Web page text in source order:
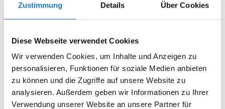
Zustimmung Details Über Cookies
Diese Webseite verwendet Cookies
Wir verwenden Cookies, um Inhalte und Anzeigen zu
personalisieren, Funktionen für soziale Medien anbieten
zu können und die Zugriffe auf unsere Website zu
analysieren. Außerdem geben wir Informationen zu Ihrer
Verwendung unserer Website an unsere Partner für
Weitere News finden Sie in der vollständigen Übersicht
unserer Nachrichten.
zur Übersicht